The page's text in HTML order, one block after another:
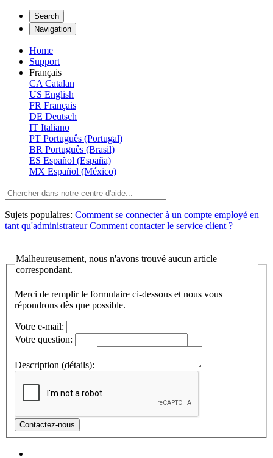
Search
Navigation
Home
Support
Français
CA Catalan
US English
FR Français
DE Deutsch
IT Italiano
PT Português (Portugal)
BR Português (Brasil)
ES Español (España)
MX Español (México)
Sujets populaires: Comment se connecter à un compte employé en
tant qu'administrateur Comment contacter le service client ?
Malheureusement, nous n'avons trouvé aucun article
correspondant.
Merci de remplir le formulaire ci-dessous et nous vous
répondrons dès que possible.
Votre e-mail:
Votre question:
Description (détails):